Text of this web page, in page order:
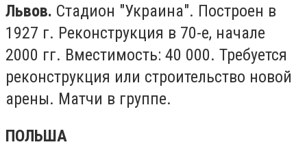
Львов. Стадион "Украина". Построен в
1927 г. Реконструкция в 70-е, начале
2000 гг. Вместимость: 40 000. Требуется
реконструкция или строительство новой
арены. Матчи в группе.
ПОЛЬША